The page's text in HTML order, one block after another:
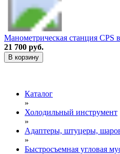
Манометрическая станция CPS
21 700 руб.
В корзину
Каталог
»
Холодильный инструмент
»
Адаптеры, штуцеры,
»
Быстросъемная угловая